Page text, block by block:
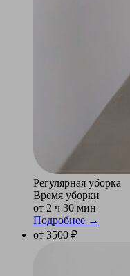
Регулярная уборка
Время уборки
от 2 ч 30 мин
Подробнее →
от 3500 ₽